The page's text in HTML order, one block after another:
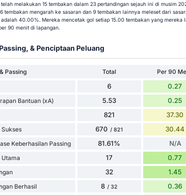
melakukan 15 tembakan dalam 23 pertandingan sejauh ini di musim
tembakan mengarah ke sasaran dan 9 tembakan lainnya meleset dari
adalah 40.00%. Mereka mencetak gol setiap 15.00 tembakan yang mereka
90 menit di lapangan.
& Penciptaan Peluang
Passing Total Per 90
6 0.27
Bantuan (xA) 5.53 0.25
821 37.30
Sukses 670 / 821 30.44
Keberhasilan Passing 81.61% N/A
Utama 17 0.77
32 1.45
Berhasil 8 / 32 0.36